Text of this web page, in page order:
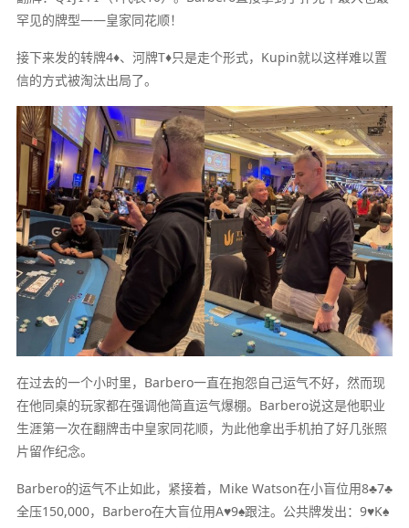
罕见的牌型——皇家同花顺！
接下来发的转牌4♦、河牌T♦只是走个形式，Kupin就以这样难以置
信的方式被淘汰出局了。
在过去的一个小时里，Barbero一直在抱怨自己运气不好，然而现
在他同桌的玩家都在强调他简直运气爆棚。Barbero说这是他职业
生涯第一次在翻牌击中皇家同花顺，为此他拿出手机拍了好几张照
片留作纪念。
Barbero的运气不止如此，紧接着，Mike Watson在小盲位用8♣7♣
全压150,000，Barbero在大盲位用A♥9♠跟注。公共牌发出：9♥K♠